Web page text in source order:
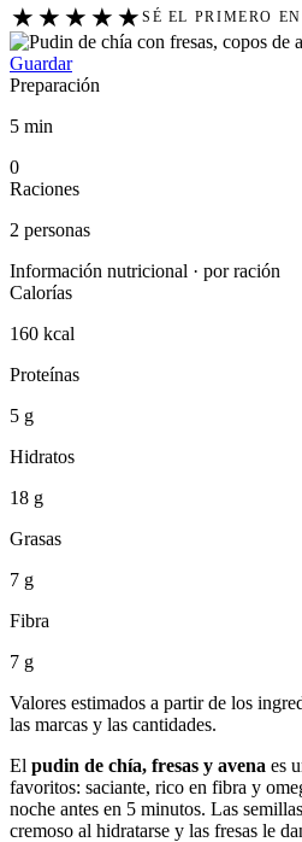
★ ★ ★ ★ ★ SÉ EL PRIMERO
Guardar
Preparación
5 min
0
Raciones
2 personas
Información nutricional · por ración
Calorías
160 kcal
Proteínas
5 g
Hidratos
18 g
Grasas
7 g
Fibra
7 g
Valores estimados a partir de los
las marcas y las cantidades.
El pudin de chía, fresas y avena es
favoritos: saciante, rico en fibra y
noche antes en 5 minutos. Las
cremoso al hidratarse y las fresas le